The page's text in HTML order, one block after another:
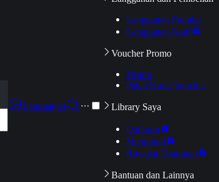
Langganan
···
Langganan Premier
Langganan Aktif
Voucher Promo
Promo
Pakai Kode Voucher
Library Saya
Daftarku
Mengikuti
Riwayat Tontonan
Bantuan dan Lainnya